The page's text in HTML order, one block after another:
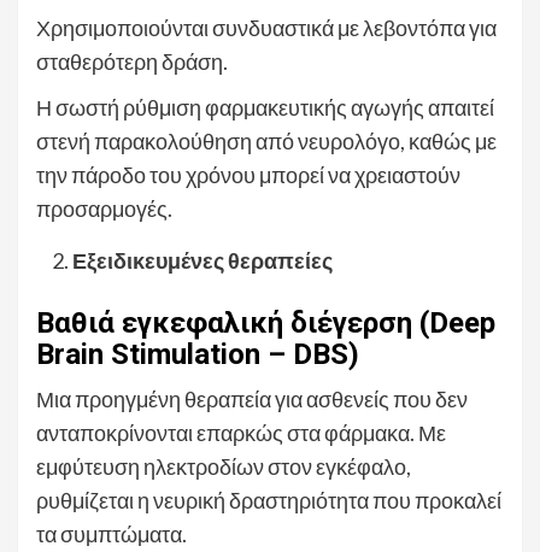
Χρησιμοποιούνται συνδυαστικά με λεβοντόπα για
σταθερότερη δράση.
Η σωστή ρύθμιση φαρμακευτικής αγωγής απαιτεί
στενή παρακολούθηση από νευρολόγο, καθώς με
την πάροδο του χρόνου μπορεί να χρειαστούν
προσαρμογές.
Εξειδικευμένες θεραπείες
Βαθιά εγκεφαλική διέγερση (Deep
Brain Stimulation – DBS)
Μια προηγμένη θεραπεία για ασθενείς που δεν
ανταποκρίνονται επαρκώς στα φάρμακα. Με
εμφύτευση ηλεκτροδίων στον εγκέφαλο,
ρυθμίζεται η νευρική δραστηριότητα που προκαλεί
τα συμπτώματα.